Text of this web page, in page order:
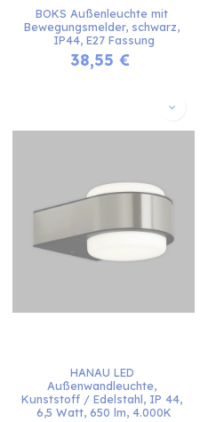
BOKS Außenleuchte mit
Bewegungsmelder, schwarz,
IP44, E27 Fassung
38,55 €
HANAU LED
Außenwandleuchte,
Kunststoff / Edelstahl, IP 44,
6,5 Watt, 650 lm, 4.000K